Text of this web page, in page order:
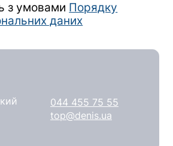
з умовами Порядку
даних
044 455 75 55
top@denis.ua